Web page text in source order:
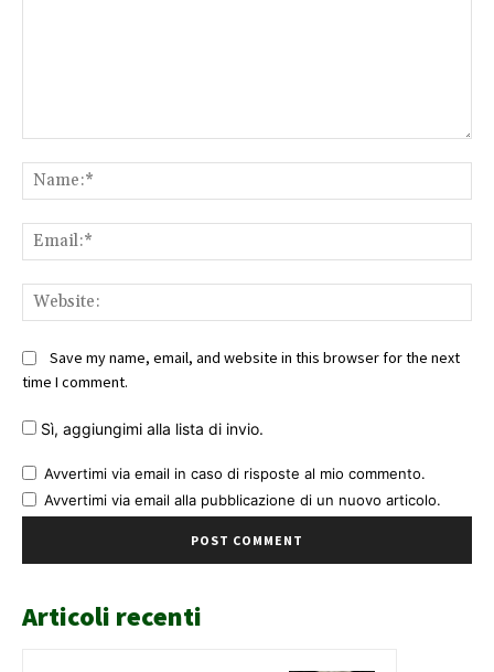
Save my name, email, and website in this browser for the next
time I comment.
Sì, aggiungimi alla lista di invio.
Avvertimi via email in caso di risposte al mio commento.
Avvertimi via email alla pubblicazione di un nuovo articolo.
Articoli recenti